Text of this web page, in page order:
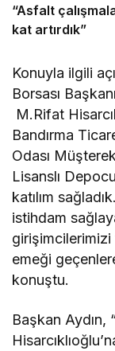
“Asfalt
kat artırdık”
Konuyla ilgili
Borsası
M.Rifat
Bandırma
Odası
Lisanslı
katılım
istihdam
emeği
konuştu.
Başkan Aydın,